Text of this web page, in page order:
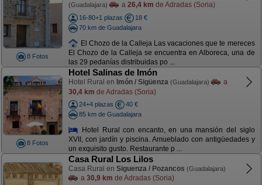
8 Fotos
(Guadalajara) a 26,4 km de Adradas (Soria)
16-80+1 plazas
18 €
70 km de Guadalajara
El Chozo de la Calleja Las vacaciones que te mereces
El Chozo de la Calleja se encuentra en Alboreca, una de
las 29 pedanías distribuidas po ...
8 Fotos
Hotel Salinas de Imón
Hotel Rural en Imón / Sigüenza (Guadalajara)
a
30,4 km de Adradas (Soria)
24+4 plazas
40 €
85 km de Guadalajara
Hotel Rural con encanto, en una mansión del siglo
XVII, con jardín y piscina. Amueblado con antigüedades y
un exquisito gusto. Restaurante p ...
Casa Rural Los Lilos
Casa Rural en Siguenza / Pozancos (Guadalajara)
a 30,9 km de Adradas (Soria)